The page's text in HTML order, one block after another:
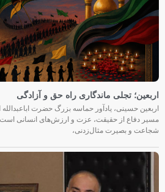
اربعین؛ تجلی ماندگاری راه حق و آزادگی
اربعین حسینی، یادآور حماسه بزرگ حضرت
مسیر دفاع از حقیقت، عزت و ارزش‌های انسانی
شجاعت و بصیرت مثال‌زدنی،